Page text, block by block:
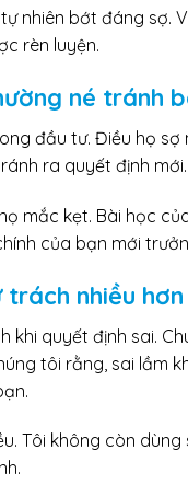
nhiên bớt đáng sợ.
rèn luyện.
né tránh
đầu tư. Điều họ
ra quyết định
mắc kẹt. Bài học
của bạn mới
nhiều
quyết định sai.
tôi rằng, sai lầm
Tôi không còn